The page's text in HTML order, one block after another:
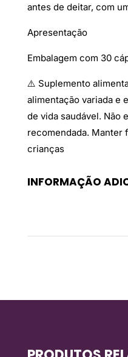
antes de deitar, com
Apresentação
Embalagem com 30
⚠️ Suplemento
alimentação variada e
de vida saudável. Não
recomendada. Manter
crianças
INFORMAÇÃO